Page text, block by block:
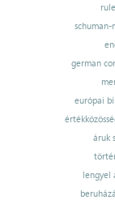
german
európai
áruk
lengyel